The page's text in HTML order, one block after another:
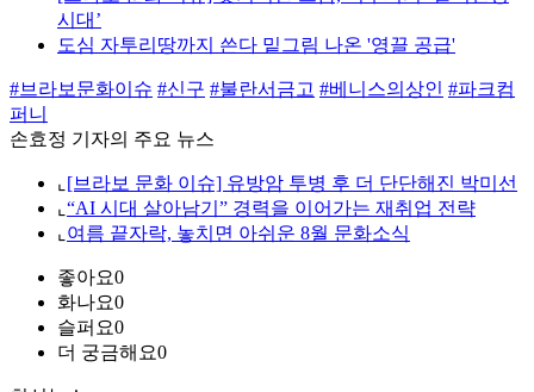
시대’
도심 자투리땅까지 쓴다 밑그림 나온 '영끌 공급'
#브라보문화이슈 #신구 #불란서금고 #베니스의상인 #파크컴
퍼니
손효정 기자의 주요 뉴스
⌞ [브라보 문화 이슈] 유방암 투병 후 더 단단해진 박미선
⌞ “AI 시대 살아남기” 경력을 이어가는 재취업 전략
⌞ 여름 끝자락, 놓치면 아쉬운 8월 문화소식
좋아요0
화나요0
슬퍼요0
더 궁금해요0